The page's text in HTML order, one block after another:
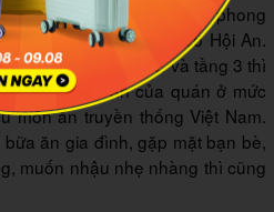
với 3 tầng, decor đẹp, phong
một ngôi nhà ở phố cổ Hội An.
bạn ngồi ở tầng 2 và tầng 3 thì
chạy. Đồ ăn của quán ở mức
món ăn truyền thống Việt Nam.
ăn gia đình, gặp mặt bạn bè,
muốn nhậu nhẹ nhàng thì cũng